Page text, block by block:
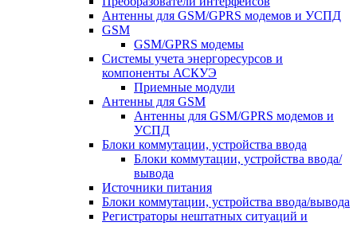
Антенны для GSM/GPRS модемов и УСПД
GSM
GSM/GPRS модемы
Системы учета энергоресурсов и
компоненты АСКУЭ
Приемные модули
Антенны для GSM
Антенны для GSM/GPRS модемов и
УСПД
Блоки коммутации, устройства ввода
Блоки коммутации, устройства ввода/
вывода
Источники питания
Блоки коммутации, устройства ввода/вывода
Регистраторы нештатных ситуаций и